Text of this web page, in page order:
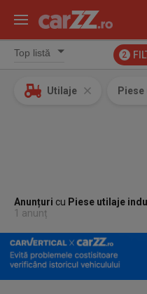
2
Utilaje
Anunțuri cu Piese utilaje
1 anunț